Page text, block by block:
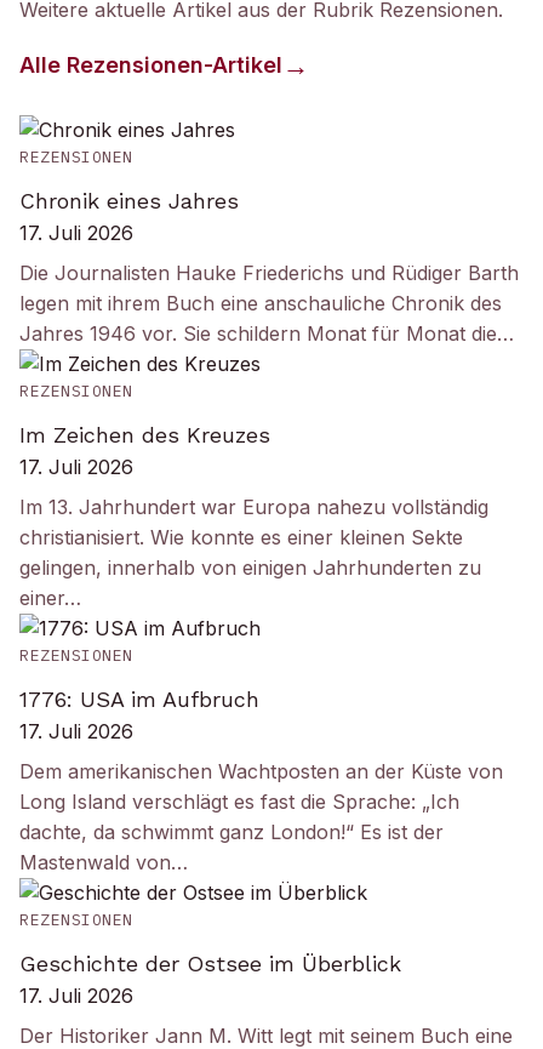
Weitere aktuelle Artikel aus der Rubrik Rezensionen.
Alle Rezensionen-Artikel
REZENSIONEN
Chronik eines Jahres
17. Juli 2026
Die Journalisten Hauke Friederichs und Rüdiger Barth
legen mit ihrem Buch eine anschauliche Chronik des
Jahres 1946 vor. Sie schildern Monat für Monat die…
REZENSIONEN
Im Zeichen des Kreuzes
17. Juli 2026
Im 13. Jahrhundert war Europa nahezu vollständig
christianisiert. Wie konnte es einer kleinen Sekte
gelingen, innerhalb von einigen Jahrhunderten zu
einer…
REZENSIONEN
1776: USA im Aufbruch
17. Juli 2026
Dem amerikanischen Wachtposten an der Küste von
Long Island verschlägt es fast die Sprache: „Ich
dachte, da schwimmt ganz London!“ Es ist der
Mastenwald von…
REZENSIONEN
Geschichte der Ostsee im Überblick
17. Juli 2026
Der Historiker Jann M. Witt legt mit seinem Buch eine